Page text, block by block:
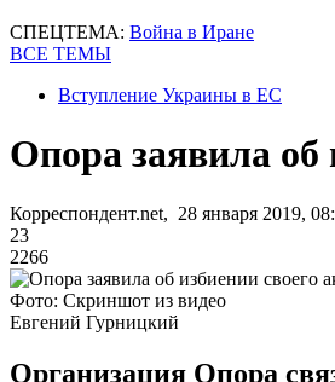
СПЕЦТЕМА: Война в Иране
ВСЕ ТЕМЫ
Вступление Украины в ЕС
Опора заявила об
Корреспондент.net, 28 января 2019,
23
2266
Фото: Скриншот из видео
Евгений Гурницкий
Организация Опора